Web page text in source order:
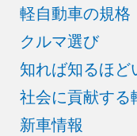
軽自動車の規格
クルマ選び
知れば知るほど
社会に貢献する
新車情報